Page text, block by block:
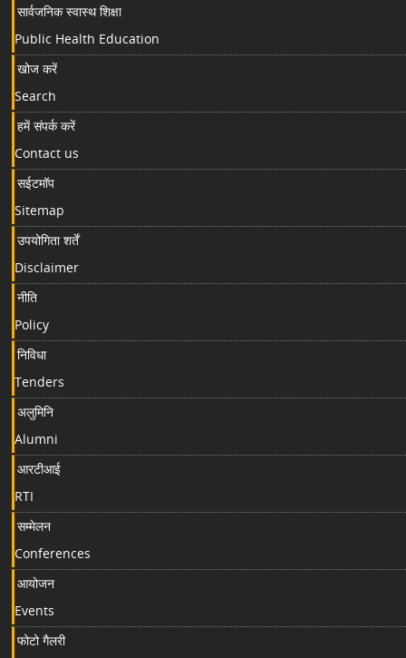
सार्वजनिक स्वास्थ शिक्षा
Public Health Education
खोज करें
Search
हमें संपर्क करें
Contact us
सईटमॉप
Sitemap
उपयोगिता शर्तें
Disclaimer
नीति
Policy
निविधा
Tenders
अलुमिनि
Alumni
आरटीआई
RTI
सम्मेलन
Conferences
आयोजन
Events
फोटो गैलरी